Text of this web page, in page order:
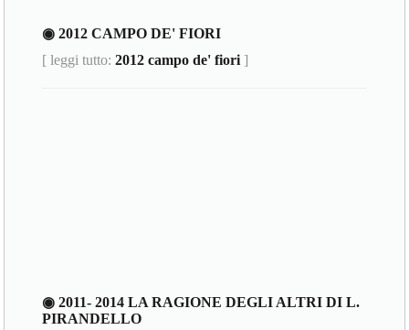
◉ 2012 CAMPO DE' FIORI
[ leggi tutto:2012 campo de' fiori ]
◉ 2011- 2014 LA RAGIONE DEGLI ALTRI DI L.
PIRANDELLO